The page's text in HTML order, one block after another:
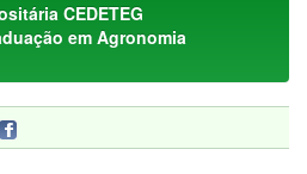
CEDETEG
em Agronomia